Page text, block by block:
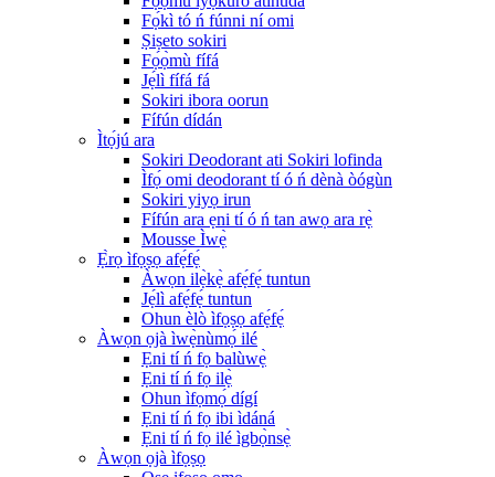
Fọ́kì tó ń fúnni ní omi
Ṣiṣeto sokiri
Fọ́ọ̀mù fífá
Jẹ́lì fífá fá
Sokiri ibora oorun
Fífún dídán
Ìtọ́jú ara
Sokiri Deodorant ati Sokiri lofinda
Ìfọ́ omi deodorant tí ó ń dènà òógùn
Sokiri yiyọ irun
Fífún ara ẹni tí ó ń tan awọ ara rẹ̀
Mousse Ìwẹ̀
Ẹ̀rọ ìfọṣọ afẹ́fẹ́
Àwọn ilẹ̀kẹ̀ afẹ́fẹ́ tuntun
Jẹ́lì afẹ́fẹ́ tuntun
Ohun èlò ìfọṣọ afẹ́fẹ́
Àwọn ọjà ìwẹ̀nùmọ́ ilé
Ẹni tí ń fọ balùwẹ̀
Ẹni tí ń fọ ilẹ̀
Ohun ìfọmọ́ dígí
Ẹni tí ń fọ ibi ìdáná
Ẹni tí ń fọ ilé ìgbọ̀nsẹ̀
Àwọn ọjà ìfọṣọ